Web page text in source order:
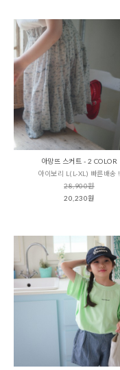
아망뜨 스커트 - 2 COLOR
아이보리 L(L-XL) 빠른배송 !
28,900원
20,230원